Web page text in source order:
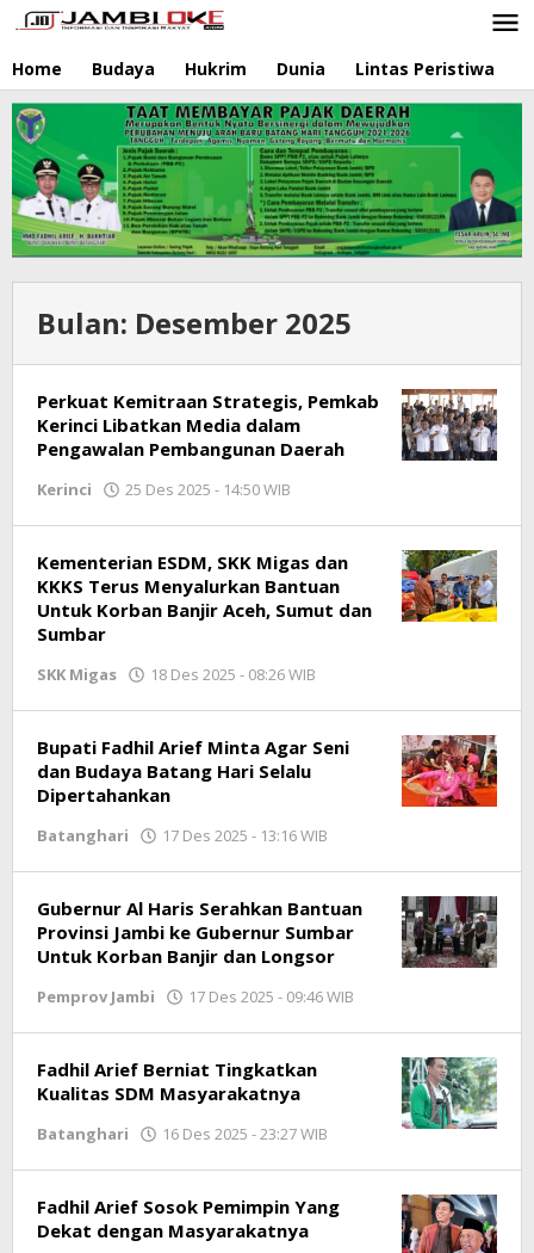
Lewati
ke
konten
Home Budaya Hukrim Dunia Lintas Peristiwa
Bulan: Desember 2025
Perkuat Kemitraan Strategis, Pemkab
Kerinci Libatkan Media dalam
Pengawalan Pembangunan Daerah
Kerinci 25 Des 2025 - 14:50 WIB
Kementerian ESDM, SKK Migas dan
KKKS Terus Menyalurkan Bantuan
Untuk Korban Banjir Aceh, Sumut dan
Sumbar
SKK Migas 18 Des 2025 - 08:26 WIB
Bupati Fadhil Arief Minta Agar Seni
dan Budaya Batang Hari Selalu
Dipertahankan
Batanghari 17 Des 2025 - 13:16 WIB
Gubernur Al Haris Serahkan Bantuan
Provinsi Jambi ke Gubernur Sumbar
Untuk Korban Banjir dan Longsor
Pemprov Jambi 17 Des 2025 - 09:46 WIB
Fadhil Arief Berniat Tingkatkan
Kualitas SDM Masyarakatnya
Batanghari 16 Des 2025 - 23:27 WIB
Fadhil Arief Sosok Pemimpin Yang
Dekat dengan Masyarakatnya